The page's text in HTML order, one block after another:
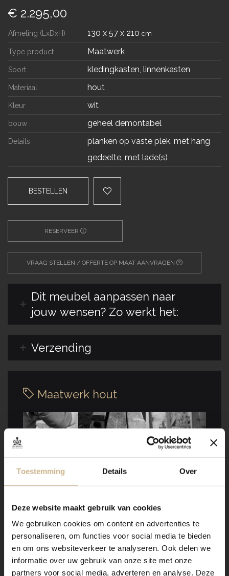
Toestemming Details Over
Deze website maakt gebruik van cookies
We gebruiken cookies om content en advertenties te
personaliseren, om functies voor social media te bieden
en om ons websiteverkeer te analyseren. Ook delen we
informatie over uw gebruik van onze site met onze
partners voor social media, adverteren en analyse. Deze
€ 2.295,00
Afmeting (LxDxH) 130 x 57 x 210 cm
Type product Maatwerk
Soort kledingkasten, linnenkasten
Materiaal hout
Kleur wit
bouw geheel demontabel
Details
planken op vaste plek, met hang
gedeelte, met lade(s)
BESTELLEN
RESERVEER
VRAAG STELLEN / OFFERTE OP MAAT AANVRAGEN
Dit meubel aanpassen naar
jouw wensen? Zo werkt het:
Verzending
Maatwerk hout
vrijwel elke gewenste maat, indeling en RAL-kleur
Benieuwd naar de mogelijkheden? Kom eens langs, of
neem contact met ons op. Wij maken vrijblijvend een
offerte voor het meubel van je voorkeur!